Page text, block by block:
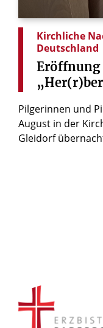
Kirchliche
Deutschland
Eröffnung
Pilgerinnen und
August in der
Gleidorf